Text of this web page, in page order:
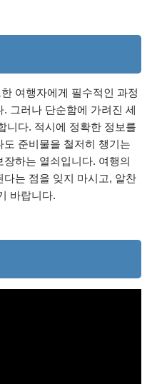
여행자에게 필수적인 과정
그러나 단순함에 가려진 세
니다. 적시에 정확한 정보를
준비물을 철저히 챙기는
하는 열쇠입니다. 여행의
는 점을 잊지 마시고, 알찬
바랍니다.